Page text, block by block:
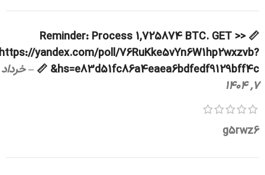
📏 Reminder: Process 1,725874 BTC. GET >>
yandex.com/poll/76RuKke5vYn6W1hp2wxzvb?
hs=e83d51fc86a4eaea6bdfedf9129bff4c& 📏
–خرداد
7, 1404
g5rwz6